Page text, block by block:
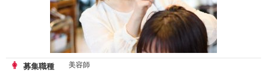
募集職種 美容師